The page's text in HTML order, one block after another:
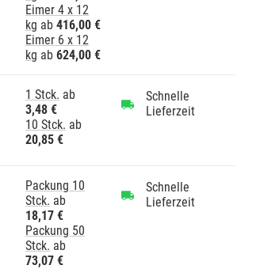
Eimer 4 x 12
kg ab 416,00 €
Eimer 6 x 12
kg ab 624,00 €
1 Stck. ab
3,48 €
10 Stck. ab
20,85 €
Schnelle
Lieferzeit
Packung 10
Stck. ab
18,17 €
Packung 50
Stck. ab
73,07 €
Schnelle
Lieferzeit